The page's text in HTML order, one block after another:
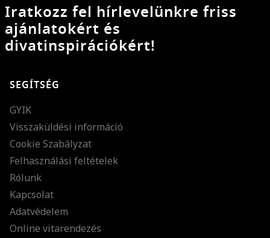
Iratkozz fel hírlevelünkre friss
ajánlatokért és
divatinspirációkért!
SEGÍTSÉG
GYIK
Visszaküldési információ
Cookie Szabályzat
Felhasználási feltételek
Rólunk
Kapcsolat
Adatvédelem
Online vitarendezés